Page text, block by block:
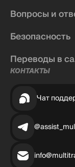
Вопросы и
Безопасность
Переводы в
КОНТАКТЫ
Чат